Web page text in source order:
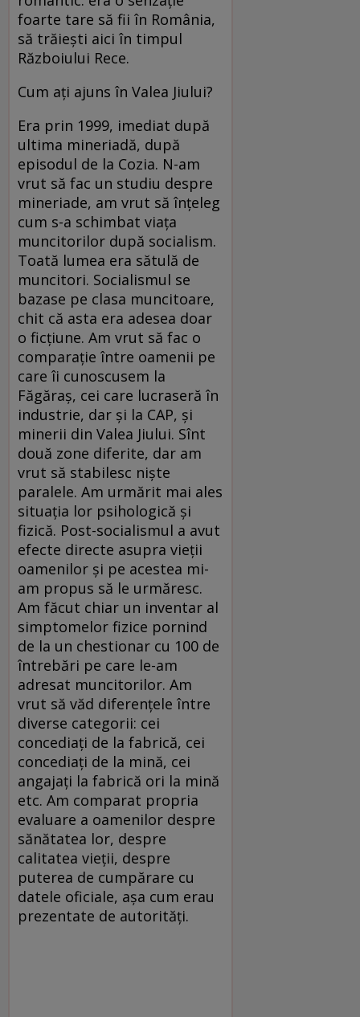
foarte tare să fii în România,
să trăieşti aici în timpul
Războiului Rece.
Cum aţi ajuns în Valea Jiului?
Era prin 1999, imediat după
ultima mineriadă, după
episodul de la Cozia. N-am
vrut să fac un studiu despre
mineriade, am vrut să înţeleg
cum s-a schimbat viaţa
muncitorilor după socialism.
Toată lumea era sătulă de
muncitori. Socialismul se
bazase pe clasa muncitoare,
chit că asta era adesea doar
o ficţiune. Am vrut să fac o
comparaţie între oamenii pe
care îi cunoscusem la
Făgăraş, cei care lucraseră în
industrie, dar şi la CAP, şi
minerii din Valea Jiului. Sînt
două zone diferite, dar am
vrut să stabilesc nişte
paralele. Am urmărit mai ales
situaţia lor psihologică şi
fizică. Post-socialismul a avut
efecte directe asupra vieţii
oamenilor şi pe acestea mi-
am propus să le urmăresc.
Am făcut chiar un inventar al
simptomelor fizice pornind
de la un chestionar cu 100 de
întrebări pe care le-am
adresat muncitorilor. Am
vrut să văd diferenţele între
diverse categorii: cei
concediaţi de la fabrică, cei
concediaţi de la mină, cei
angajaţi la fabrică ori la mină
etc. Am comparat propria
evaluare a oamenilor despre
sănătatea lor, despre
calitatea vieţii, despre
puterea de cumpărare cu
datele oficiale, aşa cum erau
prezentate de autorităţi.